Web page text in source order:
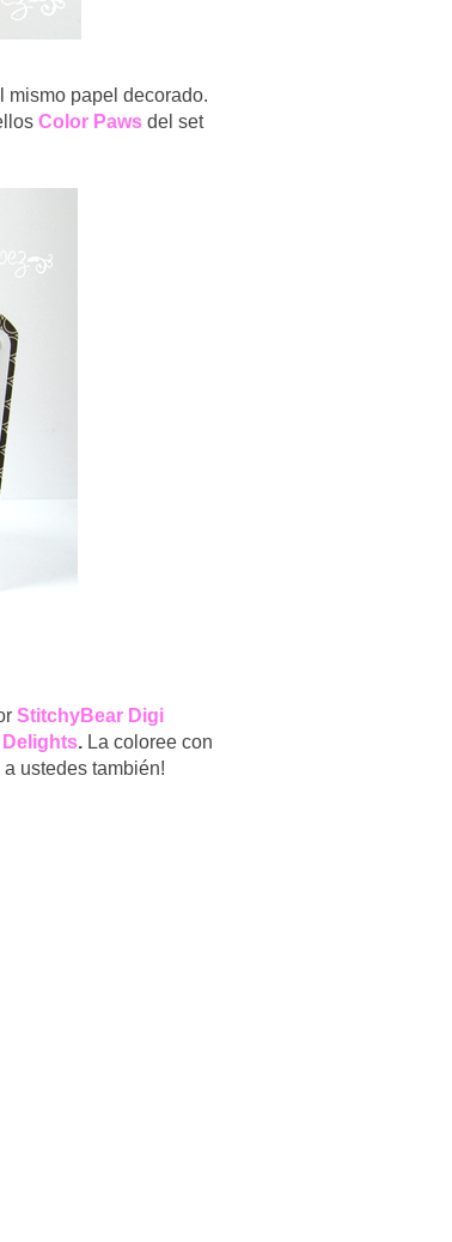
mismo papel decorado.
Color Paws del set
StitchyBear Digi
. La coloree con
ustedes también!